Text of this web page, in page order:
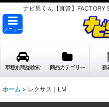
ナビ男くん【直営】FACTORY
メニュー
車種別商品検索 商品カテゴリー 新
ホーム > レクサス｜LM